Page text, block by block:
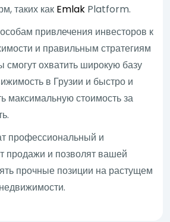
таких как Emlak Platform.
привлечения инвесторов к
и правильным стратегиям
охватить широкую базу
в Грузии и быстро и
максимальную стоимость за
профессиональный и
продажи и позволят вашей
прочные позиции на растущем